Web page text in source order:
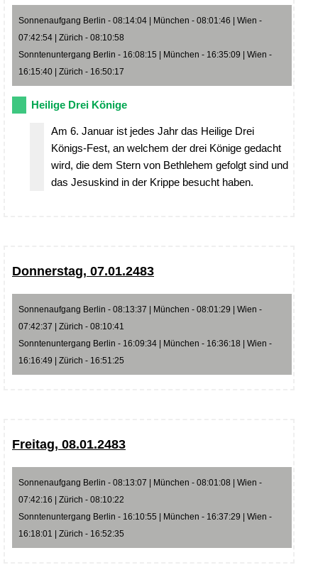
Sonnenaufgang Berlin - 08:14:04 | München - 08:01:46 | Wien -
07:42:54 | Zürich - 08:10:58
Sonntenuntergang Berlin - 16:08:15 | München - 16:35:09 | Wien -
16:15:40 | Zürich - 16:50:17
Heilige Drei Könige
Am 6. Januar ist jedes Jahr das Heilige Drei
Königs-Fest, an welchem der drei Könige gedacht
wird, die dem Stern von Bethlehem gefolgt sind und
das Jesuskind in der Krippe besucht haben.
Donnerstag, 07.01.2483
Sonnenaufgang Berlin - 08:13:37 | München - 08:01:29 | Wien -
07:42:37 | Zürich - 08:10:41
Sonntenuntergang Berlin - 16:09:34 | München - 16:36:18 | Wien -
16:16:49 | Zürich - 16:51:25
Freitag, 08.01.2483
Sonnenaufgang Berlin - 08:13:07 | München - 08:01:08 | Wien -
07:42:16 | Zürich - 08:10:22
Sonntenuntergang Berlin - 16:10:55 | München - 16:37:29 | Wien -
16:18:01 | Zürich - 16:52:35